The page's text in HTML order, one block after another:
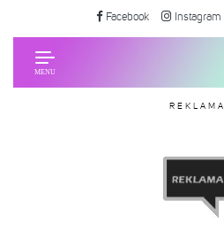
Facebook Instagram
REKLAMA